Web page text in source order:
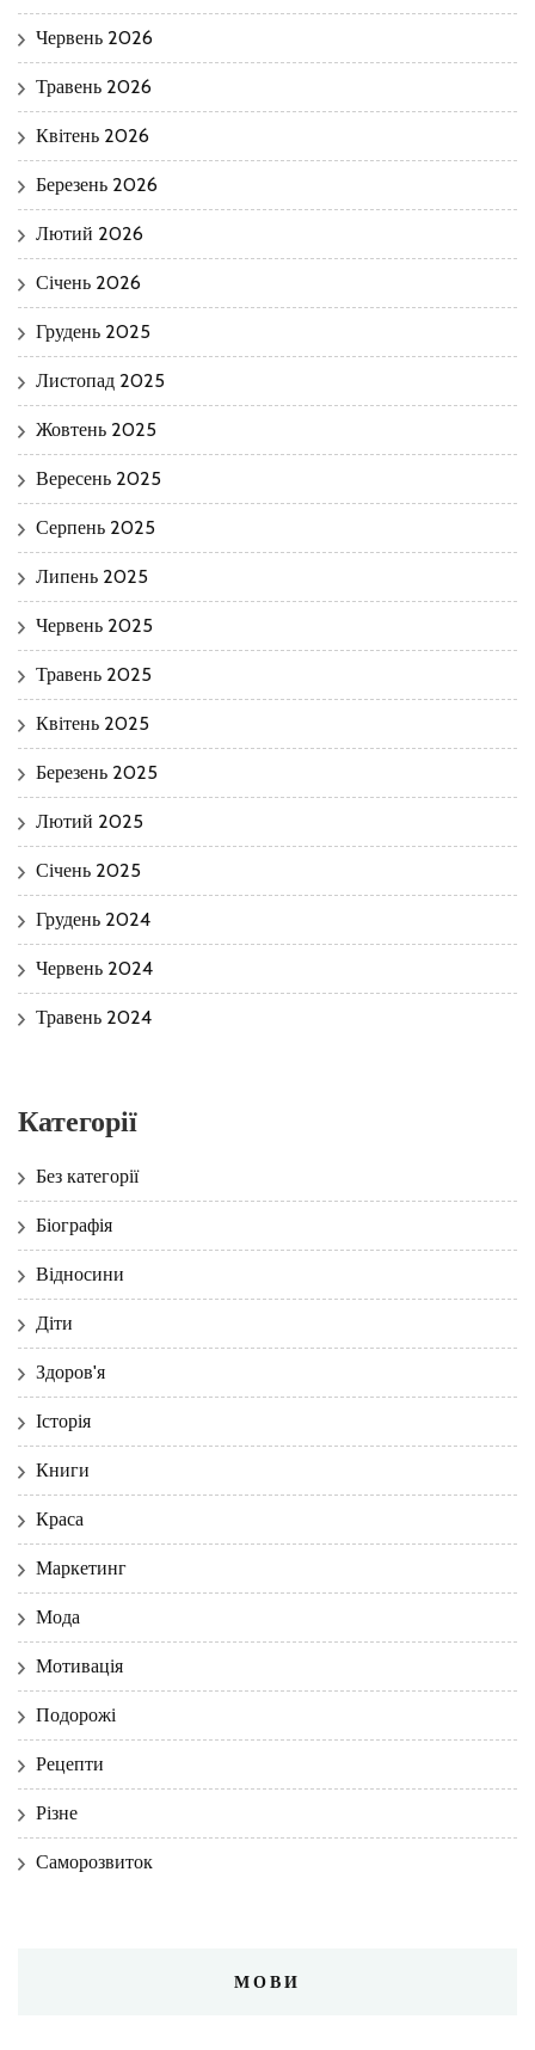
Червень 2026
Травень 2026
Квітень 2026
Березень 2026
Лютий 2026
Січень 2026
Грудень 2025
Листопад 2025
Жовтень 2025
Вересень 2025
Серпень 2025
Липень 2025
Червень 2025
Травень 2025
Квітень 2025
Березень 2025
Лютий 2025
Січень 2025
Грудень 2024
Червень 2024
Травень 2024
Категорії
Без категорії
Біографія
Відносини
Діти
Здоров'я
Історія
Книги
Краса
Маркетинг
Мода
Мотивація
Подорожі
Рецепти
Різне
Саморозвиток
МОВИ